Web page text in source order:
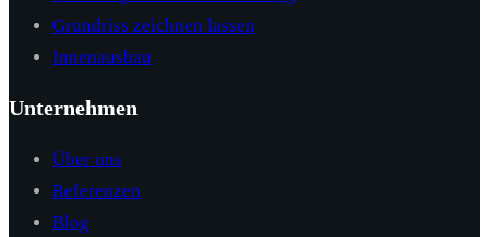
Grundriss zeichnen lassen
Innenausbau
Unternehmen
Über uns
Referenzen
Blog